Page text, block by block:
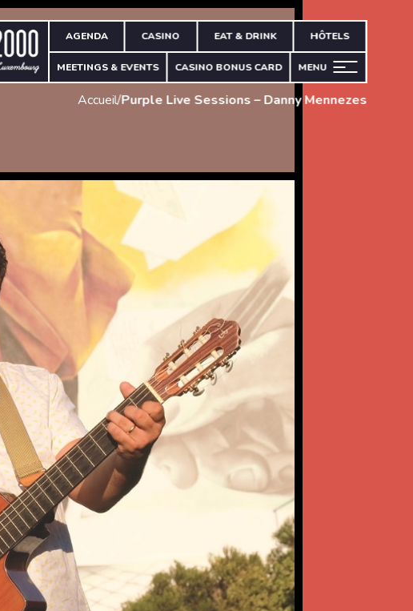
AGENDA CASINO EAT & DRINK HÔTELS
MEETINGS & EVENTS CASINO BONUS CARD MENU
Accueil/Purple Live Sessions – Danny Mennezes